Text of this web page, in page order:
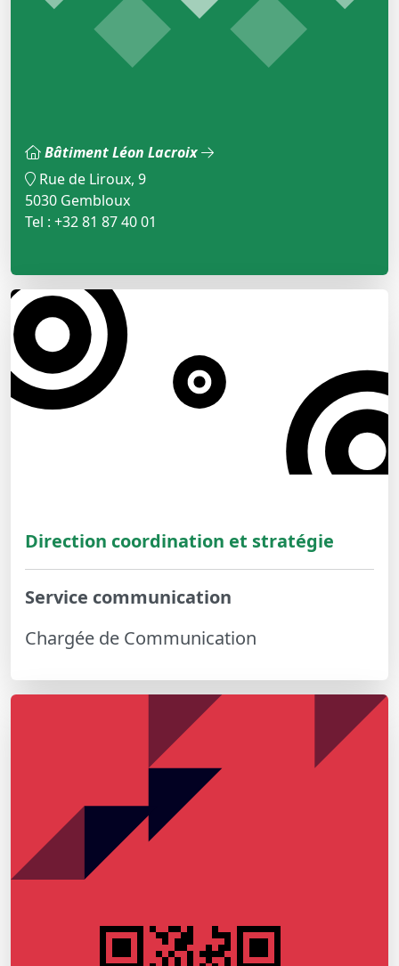
Bâtiment Léon Lacroix
Rue de Liroux, 9
5030 Gembloux
Tel : +32 81 87 40 01
Direction coordination et stratégie
Service communication
Chargée de Communication